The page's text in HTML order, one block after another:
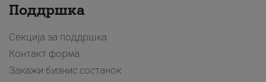
Поддршка
Секција за поддршка
Контакт форма
Закажи бизнис состанок